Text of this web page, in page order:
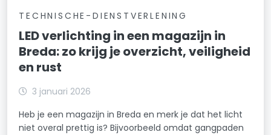
TECHNISCHE-DIENSTVERLENING
LED verlichting in een magazijn in
Breda: zo krijg je overzicht, veiligheid
en rust
3 januari 2026
Heb je een magazijn in Breda en merk je dat het licht
niet overal prettig is? Bijvoorbeeld omdat gangpaden